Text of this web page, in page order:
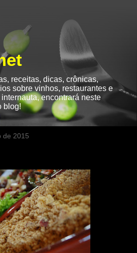
receitas, dicas, crônicas,
sobre vinhos, restaurantes e
encontrará neste
blog!
de 2015